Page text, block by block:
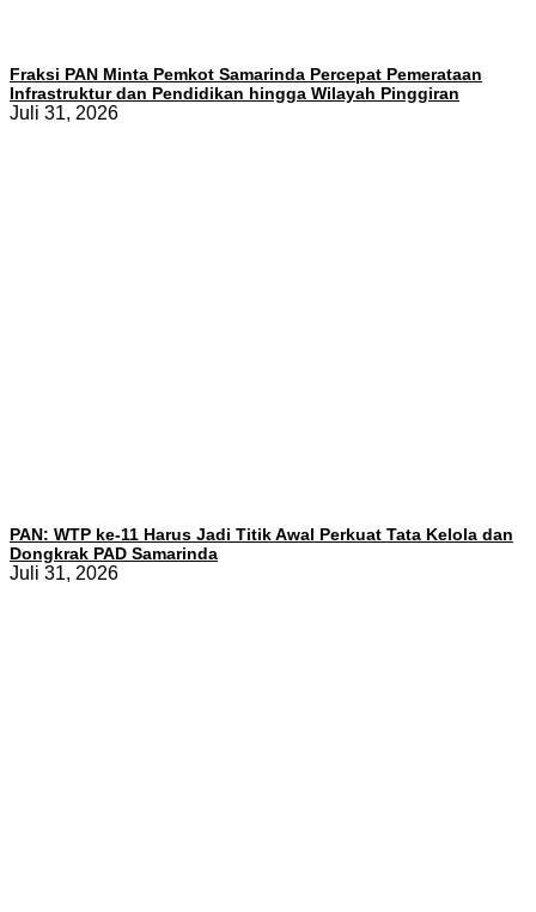
Fraksi PAN Minta Pemkot Samarinda Percepat Pemerataan
Infrastruktur dan Pendidikan hingga Wilayah Pinggiran
Juli 31, 2026
PAN: WTP ke-11 Harus Jadi Titik Awal Perkuat Tata Kelola dan
Dongkrak PAD Samarinda
Juli 31, 2026